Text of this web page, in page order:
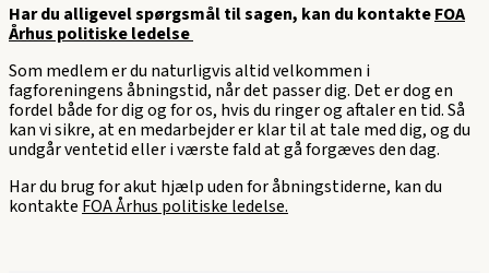
Har du alligevel spørgsmål til sagen, kan du kontakteFOA
Århus politiske ledelse
Som medlem er du naturligvis altid velkommen i
fagforeningens åbningstid, når det passer dig. Det er dog en
fordel både for dig og for os, hvis du ringer og aftaler en tid. Så
kan vi sikre, at en medarbejder er klar til at tale med dig, og du
undgår ventetid eller i værste fald at gå forgæves den dag.
Har du brug for akut hjælp uden for åbningstiderne, kan du
kontakte FOA Århus politiske ledelse.